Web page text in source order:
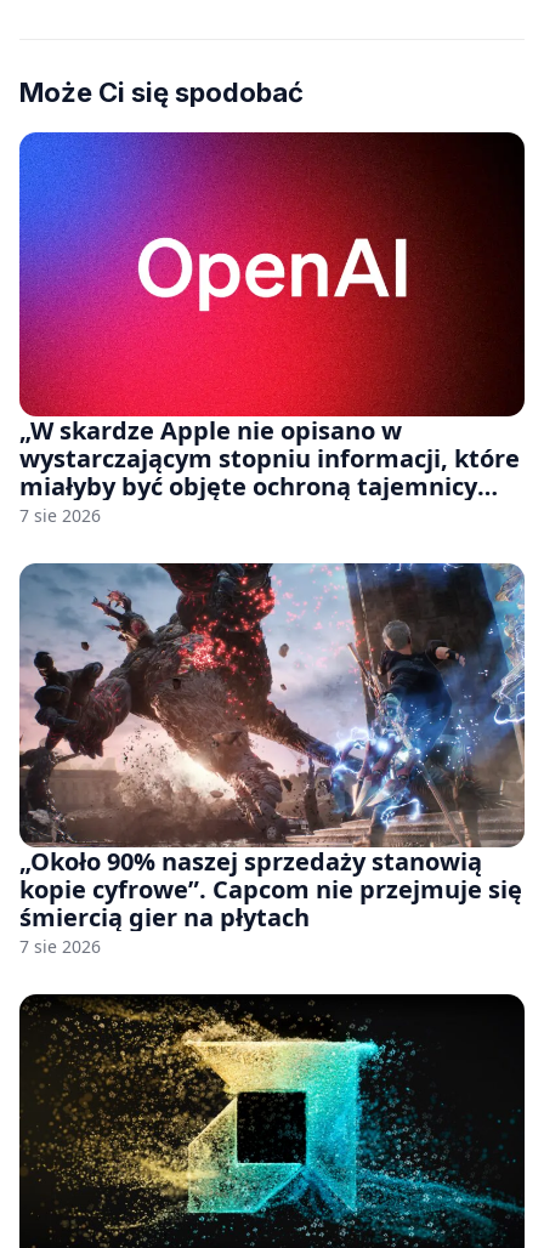
Może Ci się spodobać
„W skardze Apple nie opisano w
wystarczającym stopniu informacji, które
miałyby być objęte ochroną tajemnicy
handlowej”. OpenAI żąda odrzucenia
7 sie 2026
„Około 90% naszej sprzedaży stanowią
kopie cyfrowe”. Capcom nie przejmuje się
śmiercią gier na płytach
7 sie 2026